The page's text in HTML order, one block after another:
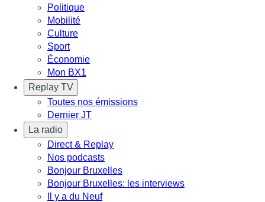
Politique
Mobilité
Culture
Sport
Économie
Mon BX1
Replay TV
Toutes nos émissions
Dernier JT
La radio
Direct & Replay
Nos podcasts
Bonjour Bruxelles
Bonjour Bruxelles: les interviews
Il y a du Neuf